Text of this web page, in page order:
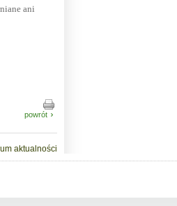
ani
powrót
aktualności